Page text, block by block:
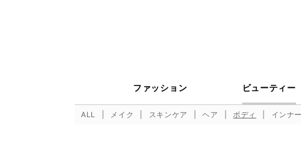
ファッション ビューティー
ALL メイク スキンケア ヘア ボディ インナ